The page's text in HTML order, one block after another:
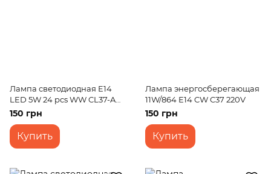
Лампа светодиодная E14
LED 5W 24 pcs WW CL37-A
SMD2835 (silver) 220V
150 грн
Купить
Лампа энергосберегающая
11W/864 E14 CW C37 220V
150 грн
Купить